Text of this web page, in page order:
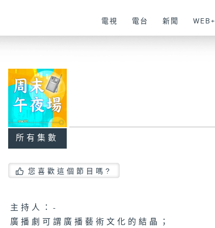
電視 電台 新聞 WEB+
所有集數
您喜歡這個節目嗎?
主持人：-
廣播劇可謂廣播藝術文化的結晶；